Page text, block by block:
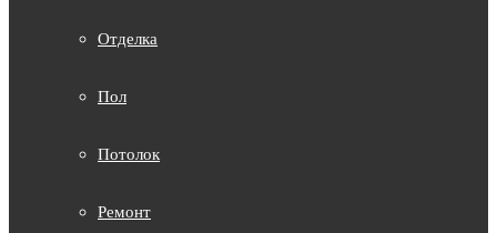
Отделка
Пол
Потолок
Ремонт